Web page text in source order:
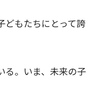
どもたちにとって誇
る。いま、未来の子